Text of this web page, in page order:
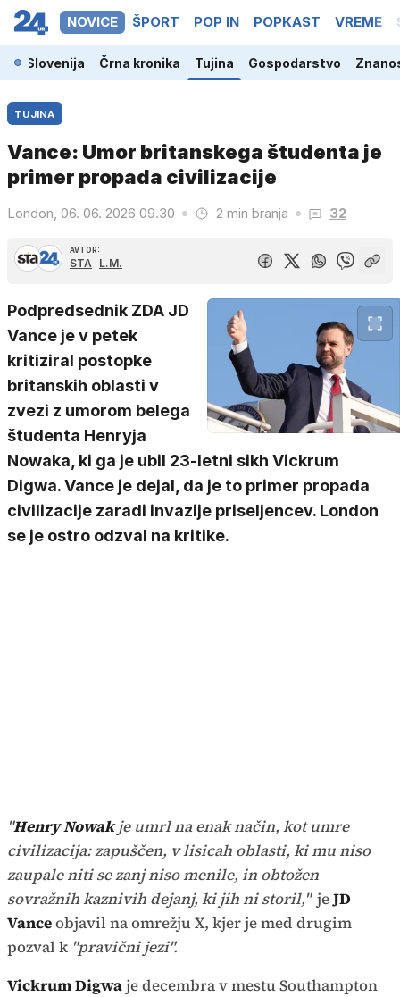
NOVICE ŠPORT POP IN POPKAST VREME
Slovenija Črna kronika Tujina Gospodarstvo
TUJINA
Vance: Umor britanskega študenta je
primer propada civilizacije
London, 06. 06. 2026 09.30 2 min branja 32
AVTOR:
STA L.M.
Podpredsednik ZDA JD
Vance je v petek
kritiziral postopke
britanskih oblasti v
zvezi z umorom belega
študenta Henryja
Nowaka, ki ga je ubil 23-letni sikh Vickrum
Digwa. Vance je dejal, da je to primer propada
civilizacije zaradi invazije priseljencev. London
se je ostro odzval na kritike.
"Henry Nowakje umrl na enak način, kot umre
civilizacija: zapuščen, v lisicah oblasti, ki mu niso
zaupale niti se zanj niso menile, in obtožen
sovražnih kaznivih dejanj, ki jih ni storil," jeJD
Vanceobjavil na omrežju X, kjer je med drugim
pozval k "pravični jezi".
Vickrum Digwaje decembra v mestu Southampton